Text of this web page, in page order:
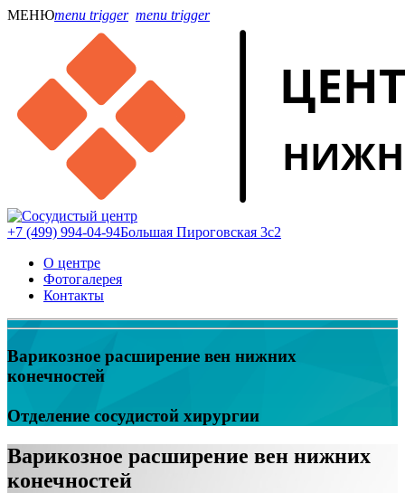
МЕНЮmenu trigger menu trigger
+7 (499) 994-04-94Большая Пироговская 3с2
О центре
Фотогалерея
Контакты
Варикозное расширение вен нижних
конечностей
Отделение сосудистой хирургии
Варикозное расширение вен нижних
конечностей